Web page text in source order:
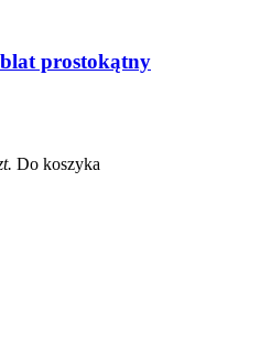
prostokątny
Do koszyka